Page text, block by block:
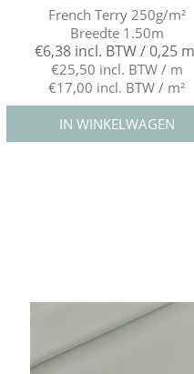
French Terry 250g/m²
Breedte 1.50m
€6,38 incl. BTW / 0,25 m
€25,50 incl. BTW / m
€17,00 incl. BTW / m²